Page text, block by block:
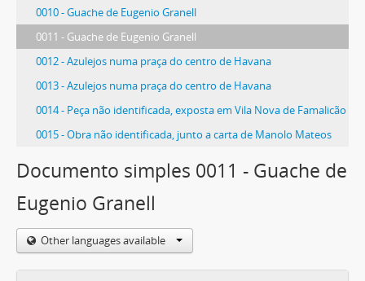
0010 - Guache de Eugenio Granell
0011 - Guache de Eugenio Granell
0012 - Azulejos numa praça do centro de Havana
0013 - Azulejos numa praça do centro de Havana
0014 - Peça não identificada, exposta em Vila Nova de Famalicão
0015 - Obra não identificada, junto a carta de Manolo Mateos
Documento simples 0011 - Guache de
Eugenio Granell
Other languages available